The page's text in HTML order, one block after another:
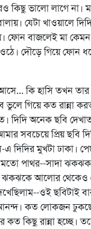
কিছু ভালো লাগে না।
যেটা খাওয়ালে
ফোন বাজলেই মা
দৌড়ে গিয়ে ফোন
কি হাসি তখন তার
গিয়ে কত রান্না
অনেক ছবি দেখাত
সবচেয়ে প্রিয় ছবি
দিদির মুখটা ঢাকা।
পাথর--সাদা
ঝকঝকে আলোর থেকেও
ওই ছবিটাই
আনন্দ। কত লোকজন
কত কিছু রান্না হচ্ছে।